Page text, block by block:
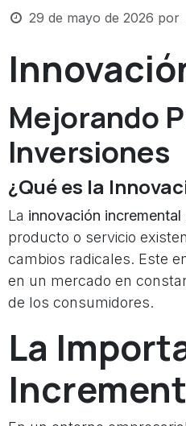
29 de mayo de 2026 por
Mejorando
Inversiones
¿Qué es la
La innovación incremental
producto o servicio
cambios radicales. Este
en un mercado en
de los consumidores.
La